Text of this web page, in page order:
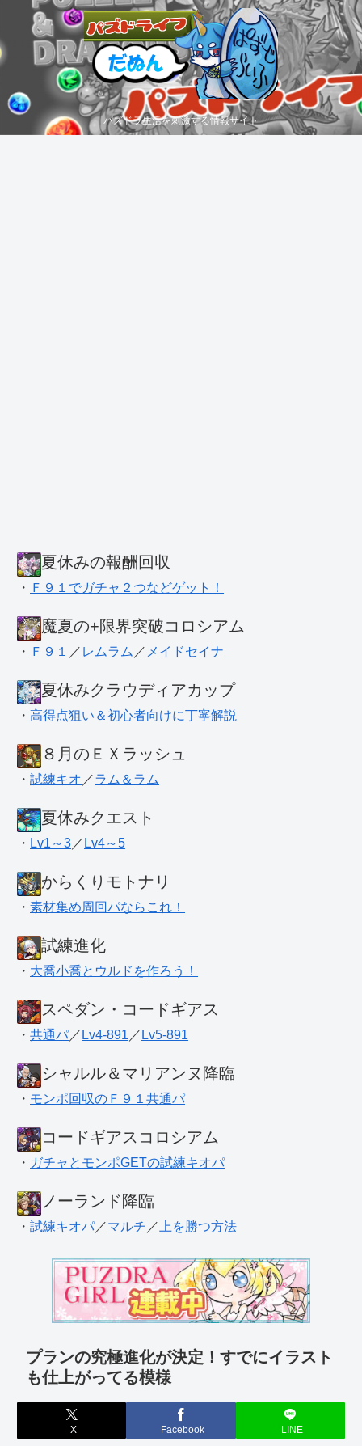
パズドラ生活を刺激する情報サイト
夏休みの報酬回収
・ Ｆ９１でガチャ２つなどゲット！
魔夏の+限界突破コロシアム
・ Ｆ９１ ／ レムラム ／ メイドセイナ
夏休みクラウディアカップ
・ 高得点狙い＆初心者向けに丁寧解説
８月のＥＸラッシュ
・ 試練キオ ／ラム＆ラム
夏休みクエスト
・ Lv1～3 ／ Lv4～5
からくりモトナリ
・ 素材集め周回パならこれ！
試練進化
・ 大喬小喬とウルドを作ろう！
スペダン・コードギアス
・ 共通パ ／ Lv4-891 ／ Lv5-891
シャルル＆マリアンヌ降臨
・ モンポ回収のＦ９１共通パ
コードギアスコロシアム
・ ガチャとモンポGETの試練キオパ
ノーランド降臨
・ 試練キオパ ／マルチ ／ 上を勝つ方法
プランの究極進化が決定！すでにイラスト
も仕上がってる模様
X Facebook LINE